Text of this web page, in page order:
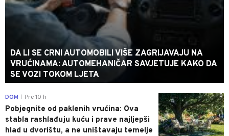
DA LI SE CRNI AUTOMOBILI VIŠE ZAGRIJAVAJU NA
VRUĆINAMA: AUTOMEHANIČAR SAVJETUJE KAKO DA
SE VOZI TOKOM LJETA
0
DOM Pre 10 h
Pobjegnite od paklenih vrućina: Ova
stabla rashlađuju kuću i prave najljepši
hlad u dvorištu, a ne uništavaju temelje